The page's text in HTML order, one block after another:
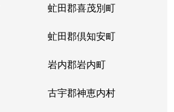
虻田郡喜茂別町
虻田郡倶知安町
岩内郡岩内町
古宇郡神恵内村